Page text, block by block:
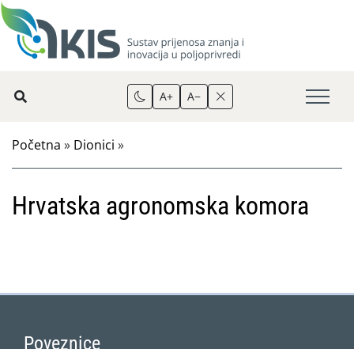
A+ A−
Početna » Dionici »
Hrvatska agronomska komora
Poveznice